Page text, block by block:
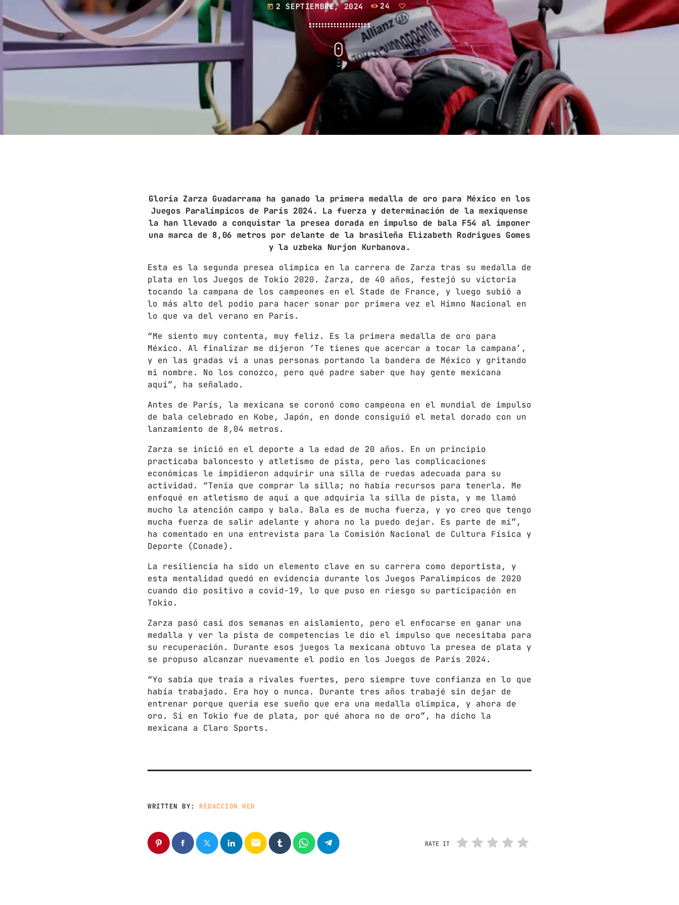
septiembre 2024
agosto 2024
julio 2024
junio 2024
mayo 2024
abril 2024
marzo 2024
CATEGORÍAS
Blog
Gobierno de Hermosillo
Gobierno de Sonora
Hermosillo
News
Noticias
Sonora
UPCOMING SHOWS
CON TODA LA ACTITUD
CON ANGEL RAMIREZ
10:00 AM - 12:00 PM
LOS CHEROS
12:00 PM - 2:00 PM
POR LA TARDE
LUNES A VIERNES DE 14:00 A 16:00 HORAS
2:00 PM - 4:00 PM
1 SUNSHINE
TOMMY BLUES
2 SUPER NATURAL
JAMIE TOCK
3 INTO THE SKY
MIKE LOST
FULL TRACKLIST
today 2 SEPTIEMBRE, 2024 24
Gloria Zarza Guadarrama ha ganado la primera medalla de oro para México en los
Juegos Paralímpicos de París 2024. La fuerza y determinación de la mexiquense
la han llevado a conquistar la presea dorada en impulso de bala F54 al imponer
una marca de 8,06 metros por delante de la brasileña Elizabeth Rodrigues Gomes
y la uzbeka Nurjon Kurbanova.
Esta es la segunda presea olímpica en la carrera de Zarza tras su medalla de
plata en los Juegos de Tokio 2020. Zarza, de 40 años, festejó su victoria
tocando la campana de los campeones en el Stade de France, y luego subió a
lo más alto del podio para hacer sonar por primera vez el Himno Nacional en
lo que va del verano en París.
“Me siento muy contenta, muy feliz. Es la primera medalla de oro para
México. Al finalizar me dijeron ‘Te tienes que acercar a tocar la campana’,
y en las gradas vi a unas personas portando la bandera de México y gritando
mi nombre. No los conozco, pero qué padre saber que hay gente mexicana
aquí”, ha señalado.
Antes de París, la mexicana se coronó como campeona en el mundial de impulso
de bala celebrado en Kobe, Japón, en donde consiguió el metal dorado con un
lanzamiento de 8,04 metros.
Zarza se inició en el deporte a la edad de 20 años. En un principio
practicaba baloncesto y atletismo de pista, pero las complicaciones
económicas le impidieron adquirir una silla de ruedas adecuada para su
actividad. “Tenía que comprar la silla; no había recursos para tenerla. Me
enfoqué en atletismo de aquí a que adquiría la silla de pista, y me llamó
mucho la atención campo y bala. Bala es de mucha fuerza, y yo creo que tengo
mucha fuerza de salir adelante y ahora no la puedo dejar. Es parte de mí”,
ha comentado en una entrevista para la Comisión Nacional de Cultura Física y
Deporte (Conade).
La resiliencia ha sido un elemento clave en su carrera como deportista, y
esta mentalidad quedó en evidencia durante los Juegos Paralímpicos de 2020
cuando dio positivo a covid-19, lo que puso en riesgo su participación en
Tokio.
Zarza pasó casi dos semanas en aislamiento, pero el enfocarse en ganar una
medalla y ver la pista de competencias le dio el impulso que necesitaba para
su recuperación. Durante esos juegos la mexicana obtuvo la presea de plata y
se propuso alcanzar nuevamente el podio en los Juegos de París 2024.
“Yo sabía que traía a rivales fuertes, pero siempre tuve confianza en lo que
había trabajado. Era hoy o nunca. Durante tres años trabajé sin dejar de
entrenar porque quería ese sueño que era una medalla olímpica, y ahora de
oro. Si en Tokio fue de plata, por qué ahora no de oro”, ha dicho la
mexicana a Claro Sports.
WRITTEN BY: REDACCION WEB
email RATE IT